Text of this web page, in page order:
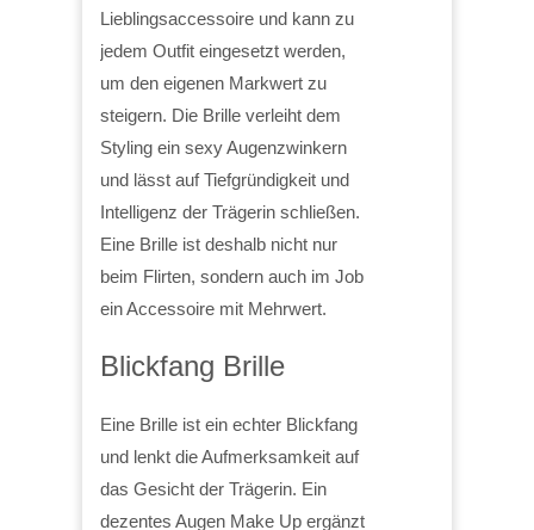
Lieblingsaccessoire und kann zu
jedem Outfit eingesetzt werden,
um den eigenen Markwert zu
steigern. Die Brille verleiht dem
Styling ein sexy Augenzwinkern
und lässt auf Tiefgründigkeit und
Intelligenz der Trägerin schließen.
Eine Brille ist deshalb nicht nur
beim Flirten, sondern auch im Job
ein Accessoire mit Mehrwert.
Blickfang Brille
Eine Brille ist ein echter Blickfang
und lenkt die Aufmerksamkeit auf
das Gesicht der Trägerin. Ein
dezentes Augen Make Up ergänzt